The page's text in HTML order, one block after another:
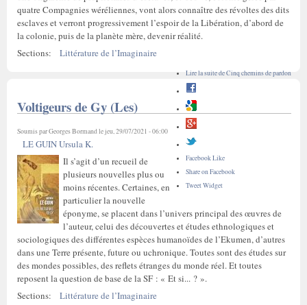
quatre Compagnies wéréliennes, vont alors connaître des révoltes des dits
esclaves et verront progressivement l’espoir de la Libération, d’abord de
la colonie, puis de la planète mère, devenir réalité.
Sections:
Littérature de l’Imaginaire
Lire la suitede Cinq chemins de pardon
Facebook Like
Share on Facebook
Tweet Widget
Voltigeurs de Gy (Les)
Soumis parGeorges Bormandle jeu, 29/07/2021 - 06:00
LE GUIN Ursula K.
Il s’agit d’un recueil de
plusieurs nouvelles plus ou
moins récentes. Certaines, en
particulier la nouvelle
éponyme, se placent dans l’univers principal des œuvres de
l’auteur, celui des découvertes et études ethnologiques et
sociologiques des différentes espèces humanoïdes de l’Ekumen, d’autres
dans une Terre présente, future ou uchronique. Toutes sont des études sur
des mondes possibles, des reflets étranges du monde réel. Et toutes
reposent la question de base de la SF : « Et si... ? ».
Sections:
Littérature de l’Imaginaire